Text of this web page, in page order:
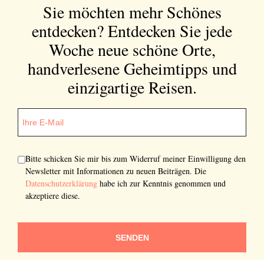
Sie möchten mehr Schönes
entdecken?Entdecken Sie jede
Woche neue schöne Orte,
handverlesene Geheimtipps und
einzigartige Reisen.
Bitte schicken Sie mir bis zum Widerruf meiner Einwilligung den
Newsletter mit Informationen zu neuen Beiträgen. Die
Datenschutzerklärung habe ich zur Kenntnis genommen und
akzeptiere diese.
SENDEN